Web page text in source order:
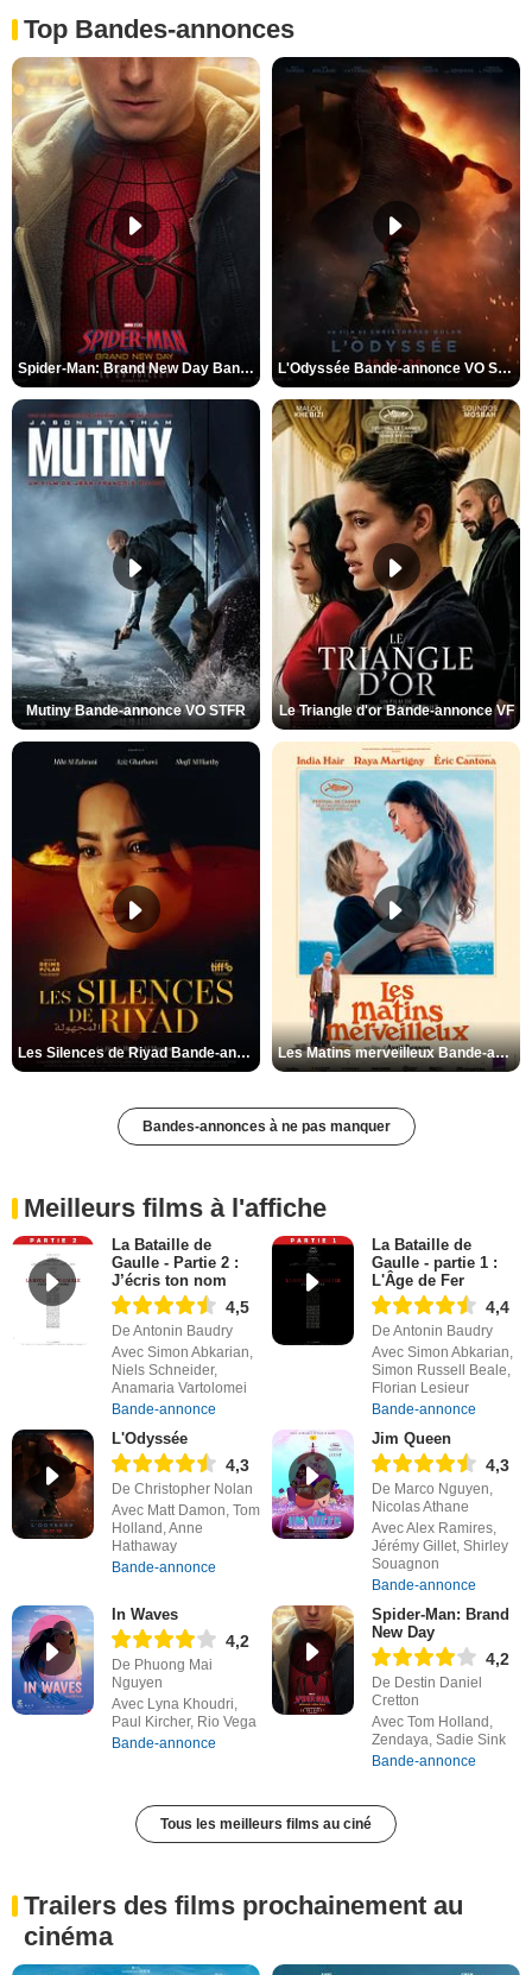
Top Bandes-annonces
Spider-Man: Brand New Day Bande-annonce VO STFR L'Odyssée Bande-annonce VO STFR
Mutiny Bande-annonce VO STFR Le Triangle d'or Bande-annonce VF
Les Silences de Riyad Bande-annonce VO STFR Les Matins merveilleux Bande-annonce VF
Bandes-annonces à ne pas manquer
Meilleurs films à l'affiche
La Bataille de
Gaulle - Partie 2 :
J’écris ton nom
4,5
De Antonin Baudry
Avec Simon Abkarian,
Niels Schneider,
Anamaria Vartolomei
Bande-annonce
La Bataille de
Gaulle - partie 1 :
L'Âge de Fer
4,4
De Antonin Baudry
Avec Simon Abkarian,
Simon Russell Beale,
Florian Lesieur
Bande-annonce
L'Odyssée
4,3
De Christopher Nolan
Avec Matt Damon, Tom
Holland, Anne
Hathaway
Bande-annonce
Jim Queen
4,3
De Marco Nguyen,
Nicolas Athane
Avec Alex Ramires,
Jérémy Gillet, Shirley
Souagnon
Bande-annonce
In Waves
4,2
De Phuong Mai
Nguyen
Avec Lyna Khoudri,
Paul Kircher, Rio Vega
Bande-annonce
Spider-Man: Brand
New Day
4,2
De Destin Daniel
Cretton
Avec Tom Holland,
Zendaya, Sadie Sink
Bande-annonce
Tous les meilleurs films au ciné
Trailers des films prochainement au
cinéma